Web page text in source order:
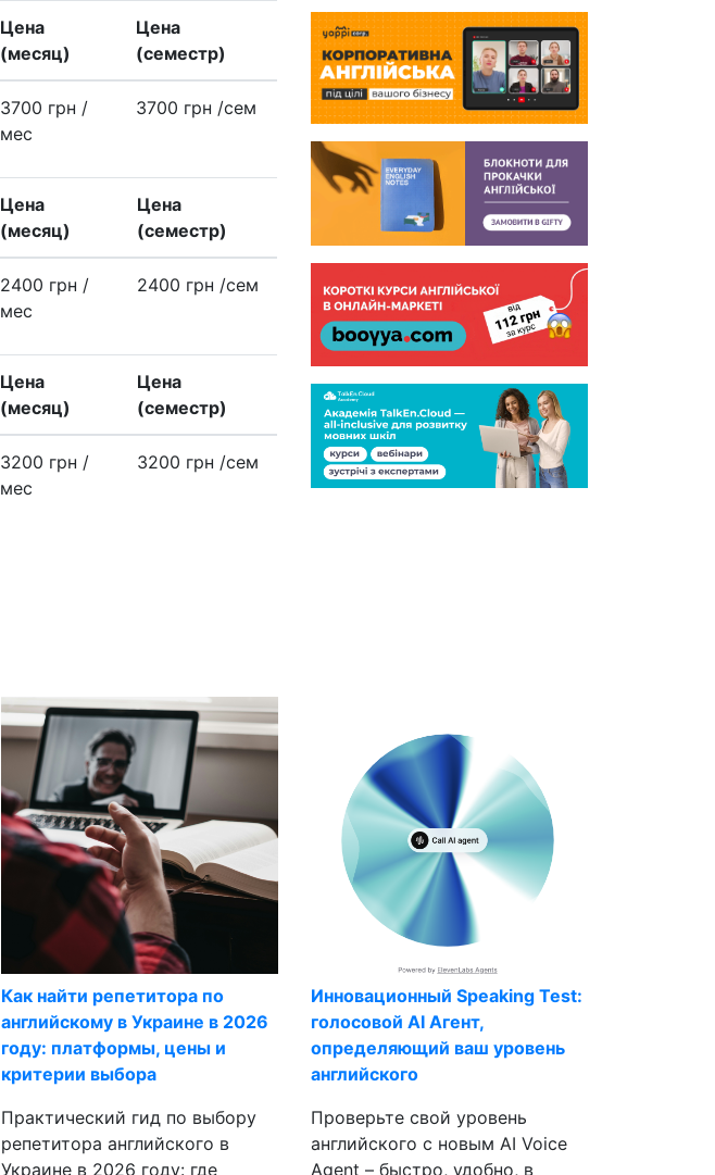
Цена
(месяц)
Цена
(семестр)
3700 грн /
меc
3700 грн /сем
Цена
(месяц)
Цена
(семестр)
2400 грн /
меc
2400 грн /сем
Цена
(месяц)
Цена
(семестр)
3200 грн /
меc
3200 грн /сем
Как найти репетитора по
английскому в Украине в 2026
году: платформы, цены и
критерии выбора
Практический гид по выбору
репетитора английского в
Украине в 2026 году: где
Инновационный Speaking Test:
голосовой AI Агент,
определяющий ваш уровень
английского
Проверьте свой уровень
английского с новым AI Voice
Agent – быстро, удобно, в